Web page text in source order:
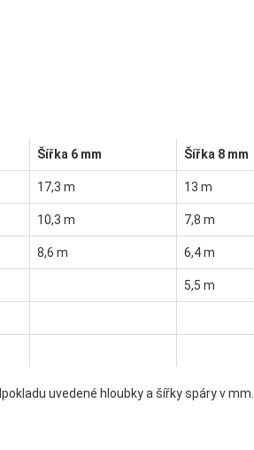
Šířka 6 mm Šířka 8 mm
17,3 m 13 m
10,3 m 7,8 m
8,6 m 6,4 m
5,5 m
uvedené hloubky a šířky spáry v mm.